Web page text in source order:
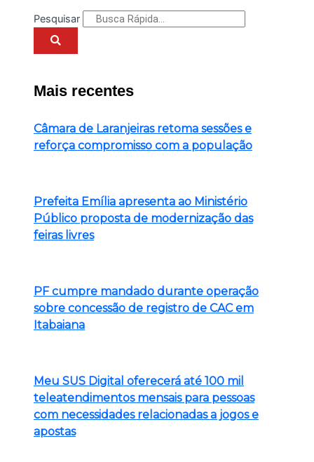
Pesquisar
Mais recentes
Câmara de Laranjeiras retoma sessões e
reforça compromisso com a população
Prefeita Emília apresenta ao Ministério
Público proposta de modernização das
feiras livres
PF cumpre mandado durante operação
sobre concessão de registro de CAC em
Itabaiana
Meu SUS Digital oferecerá até 100 mil
teleatendimentos mensais para pessoas
com necessidades relacionadas a jogos e
apostas